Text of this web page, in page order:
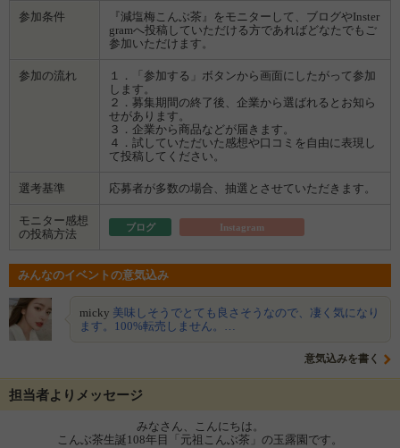
参加条件
『減塩梅こんぶ茶』をモニターして、ブログやInster
gramへ投稿していただける方であればどなたでもご
参加いただけます。
参加の流れ
１．「参加する」ボタンから画面にしたがって参加
します。
２．募集期間の終了後、企業から選ばれるとお知ら
せがあります。
３．企業から商品などが届きます。
４．試していただいた感想や口コミを自由に表現し
て投稿してください。
選考基準 応募者が多数の場合、抽選とさせていただきます。
モニター感想
の投稿方法
ブログ Instagram
みんなのイベントの意気込み
micky 美味しそうでとても良さそうなので、凄く気になり
ます。100%転売しません。…
意気込みを書く
担当者よりメッセージ
みなさん、こんにちは。
こんぶ茶生誕108年目「元祖こんぶ茶」の玉露園です。